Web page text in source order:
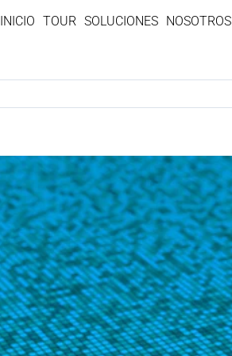
INICIO TOUR SOLUCIONES NOSOTROS